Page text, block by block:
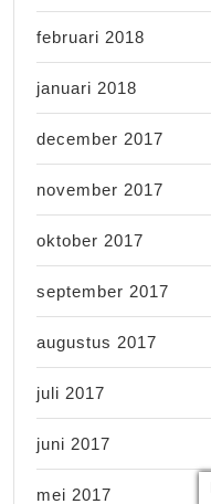
februari 2018
januari 2018
december 2017
november 2017
oktober 2017
september 2017
augustus 2017
juli 2017
juni 2017
mei 2017